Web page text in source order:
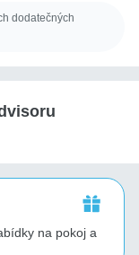
dodatečných
na pokoj a